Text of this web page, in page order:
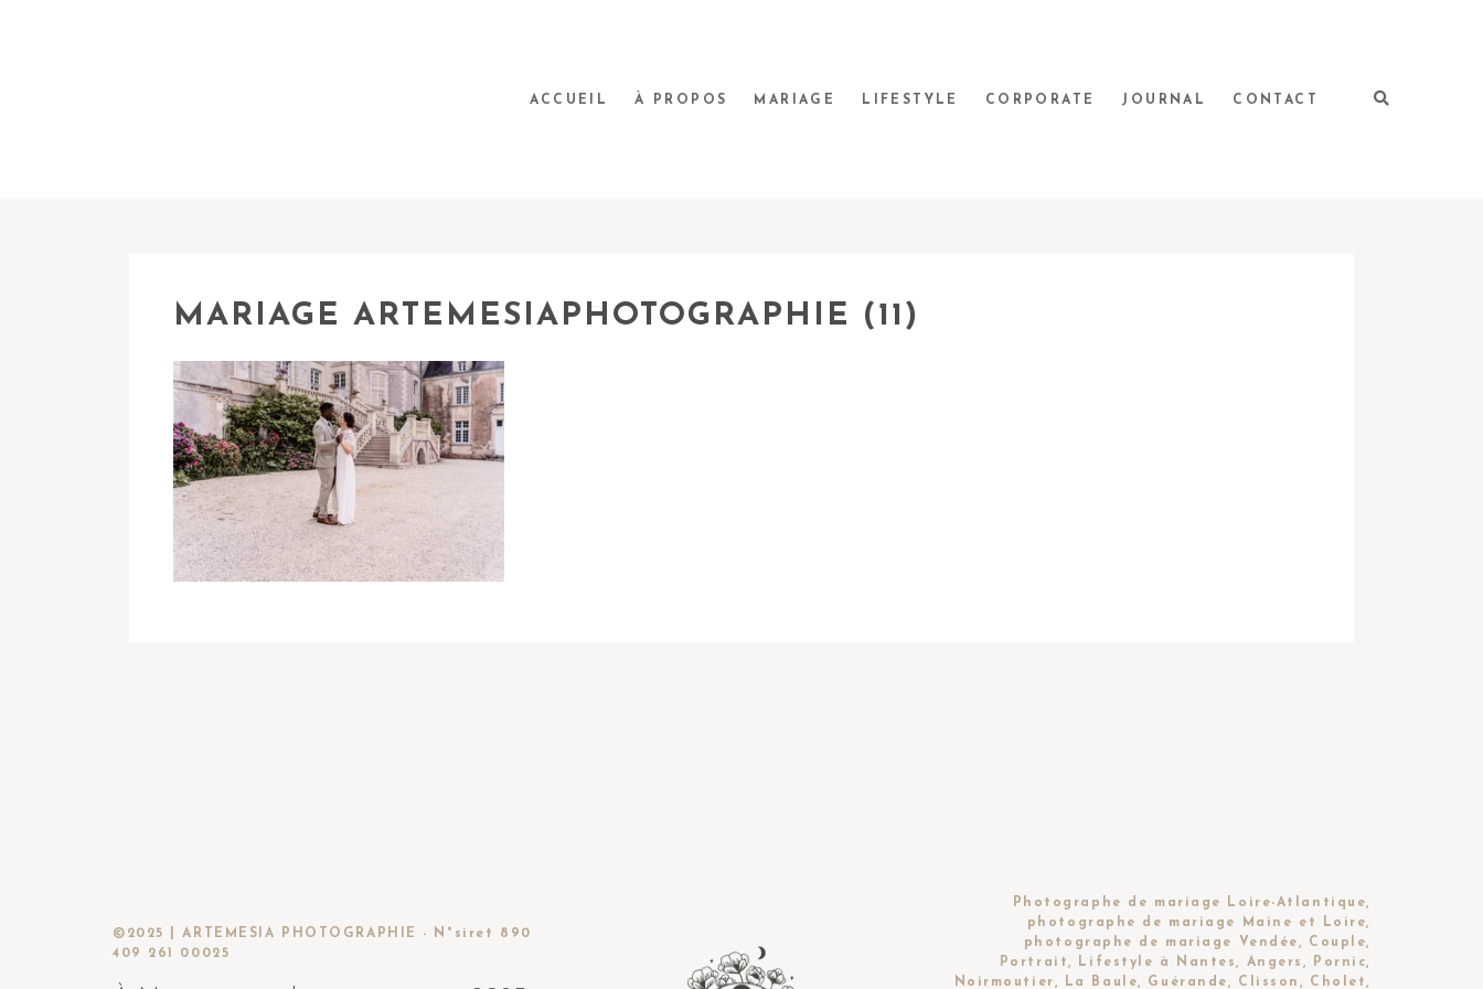
ACCUEIL À PROPOS MARIAGE LIFESTYLE CORPORATE JOURNAL CONTACT
MARIAGE ARTEMESIAPHOTOGRAPHIE (11)
©2025 | ARTEMESIA PHOTOGRAPHIE - N°siret 890
409 261 00025
Photographe de mariage Loire-Atlantique,
photographe de mariage Maine et Loire,
photographe de mariage Vendée, Couple,
Portrait, Lifestyle à Nantes, Angers, Pornic,
Noirmoutier, La Baule, Guérande, Clisson, Cholet,